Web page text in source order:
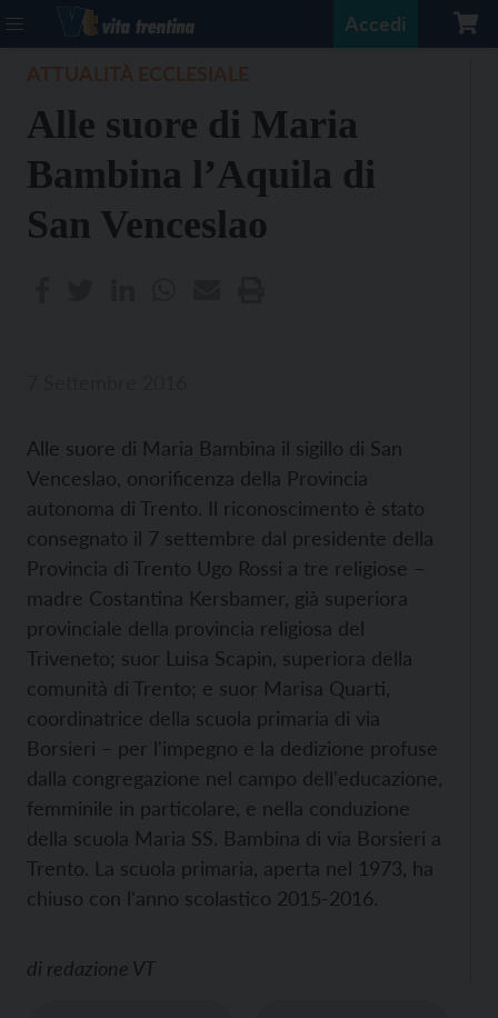
Accedi
Alle suore di Maria
Bambina l’Aquila di
San Venceslao
Alle suore di Maria Bambina il sigillo di San
Venceslao, onorificenza della Provincia
autonoma di Trento. Il riconoscimento è stato
consegnato il 7 settembre dal presidente della
Provincia di Trento Ugo Rossi a tre religiose –
madre Costantina Kersbamer, già superiora
provinciale della provincia religiosa del
Triveneto; suor Luisa Scapin, superiora della
comunità di Trento; e suor Marisa Quarti,
coordinatrice della scuola primaria di via
Borsieri – per l'impegno e la dedizione profuse
dalla congregazione nel campo dell'educazione,
femminile in particolare, e nella conduzione
della scuola Maria SS. Bambina di via Borsieri a
Trento. La scuola primaria, aperta nel 1973, ha
chiuso con l'anno scolastico 2015-2016.
di redazione VT